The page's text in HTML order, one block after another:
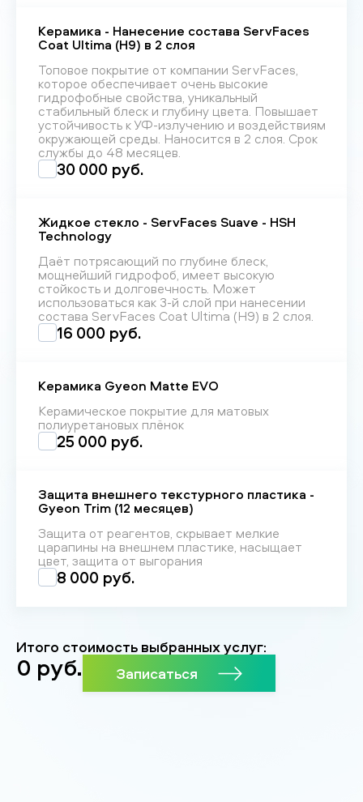
Керамика - Нанесение состава ServFaces
Coat Ultima (H9) в 2 слоя
Топовое покрытие от компании ServFaces,
которое обеспечивает очень высокие
гидрофобные свойства, уникальный
стабильный блеск и глубину цвета. Повышает
устойчивость к УФ-излучению и воздействиям
окружающей среды. Наносится в 2 слоя. Срок
службы до 48 месяцев.
30 000 руб.
Жидкое стекло - ServFaces Suave - HSH
Technology
Даёт потрясающий по глубине блеск,
мощнейший гидрофоб, имеет высокую
стойкость и долговечность. Может
использоваться как 3-й слой при нанесении
состава ServFaces Coat Ultima (H9) в 2 слоя.
16 000 руб.
Керамика Gyeon Matte EVO
Керамическое покрытие для матовых
полиуретановых плёнок
25 000 руб.
Защита внешнего текстурного пластика -
Gyeon Trim (12 месяцев)
Защита от реагентов, скрывает мелкие
царапины на внешнем пластике, насыщает
цвет, защита от выгорания
8 000 руб.
Итого стоимость выбранных услуг:
0 руб. Записаться